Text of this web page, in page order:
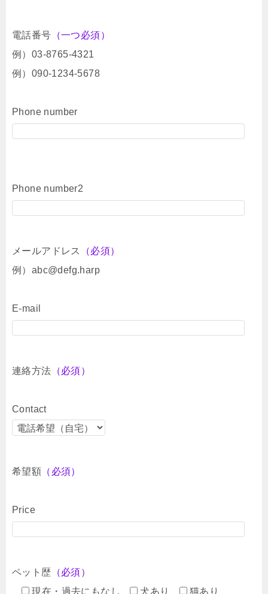
電話番号 （一つ必須）
例）03-8765-4321
例）090-1234-5678
Phone number
Phone number2
メールアドレス
（必須）
例）abc@defg.harp
E-mail
連絡方法 （必須）
Contact
希望額 （必須）
Price
ペット歴 （必須）
現在・過去にもなし
犬あり 猫あり